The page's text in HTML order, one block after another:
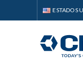
ESTADOS